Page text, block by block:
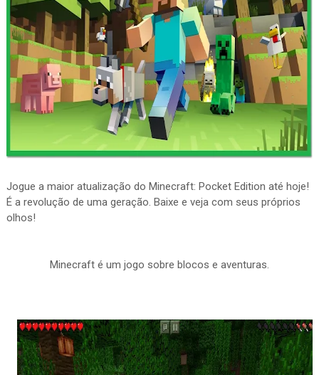
Jogue a maior atualização do Minecraft: Pocket Edition até hoje!
É a revolução de uma geração. Baixe e veja com seus próprios
olhos!
Minecraft é um jogo sobre blocos e aventuras.